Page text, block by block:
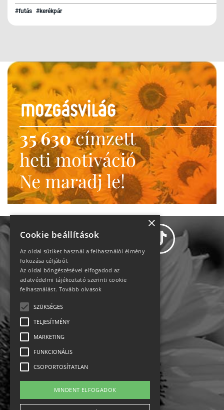
#futás #kerékpár
35 630címzett
heti motiváció
Ne maradj le!
Adatvédelem
Impresszum-kapcsolat
English
×
Cookie beállítások
Az oldal sütiket használ a felhasználói élmény
fokozása céljából.
Az oldal böngészésével elfogadod az
adatvédelmi tájékoztató szerinti cookie
felhasználást. Tovább olvasok
SZÜKSÉGES
TELJESÍTMÉNY
MARKETING
FUNKCIONÁLIS
CSOPORTOSÍTATLAN
MINDENT ELFOGADOK